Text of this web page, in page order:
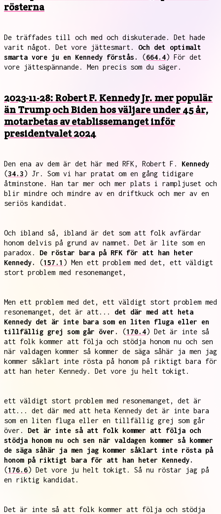
rösterna
De träffades till och med och diskuterade. Det hade
varit något. Det vore jättesmart. Och det optimalt
smarta vore ju en Kennedy förstås.
(664.4) För det
vore jättespännande. Men precis som du säger.
2023-11-28: Robert F. Kennedy Jr. mer populär
än Trump och Biden hos väljare under 45 år,
motarbetas av etablissemanget inför
presidentvalet 2024
Den ena av dem är det här med RFK, Robert F. Kennedy
(34.3) Jr. Som vi har pratat om en gång tidigare
åtminstone. Han tar mer och mer plats i rampljuset och
blir mindre och mindre av en driftkuck och mer av en
seriös kandidat.
Och ibland så, ibland är det som att folk avfärdar
honom delvis på grund av namnet. Det är lite som en
paradox. De röstar bara på RFK för att han heter
Kennedy.
(157.1 ) Men ett problem med det, ett väldigt
stort problem med resonemanget,
Men ett problem med det, ett väldigt stort problem med
resonemanget, det är att... det där med att heta
Kennedy det är inte bara som en liten fluga eller en
tillfällig grej som går över.
(170.4) Det är inte så
att folk kommer att följa och stödja honom nu och sen
när valdagen kommer så kommer de säga såhär ja men jag
kommer såklart inte rösta på honom på riktigt bara för
att han heter Kennedy. Det vore ju helt tokigt.
ett väldigt stort problem med resonemanget, det är
att... det där med att heta Kennedy det är inte bara
som en liten fluga eller en tillfällig grej som går
över. Det är inte så att folk kommer att följa och
stödja honom nu och sen när valdagen kommer så kommer
de säga såhär ja men jag kommer såklart inte rösta på
honom på riktigt bara för att han heter Kennedy.
(176.6) Det vore ju helt tokigt. Så nu röstar jag på
en riktig kandidat.
Det är inte så att folk kommer att följa och stödja